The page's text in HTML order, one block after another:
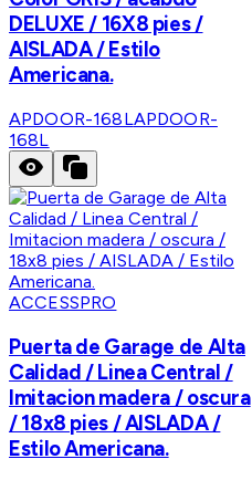
DELUXE / 16X8 pies /
AISLADA / Estilo
Americana.
APDOOR-168LAPDOOR-
168L
ACCESSPRO
Puerta de Garage de Alta
Calidad / Linea Central /
Imitacion madera / oscura
/ 18x8 pies / AISLADA /
Estilo Americana.